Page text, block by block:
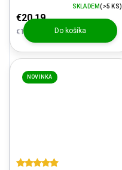
PREVEDENIE -
pogumovaná, hnedá
€16,69 bez DPH
€20,19
SKLADEM(>5 KS)
Do košíka
NOVINKA